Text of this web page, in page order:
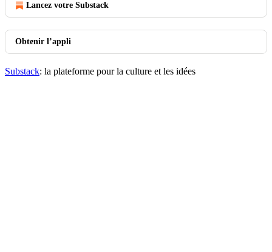
Lancez votre Substack
Obtenir l’appli
Substack: la plateforme pour la culture et les idées